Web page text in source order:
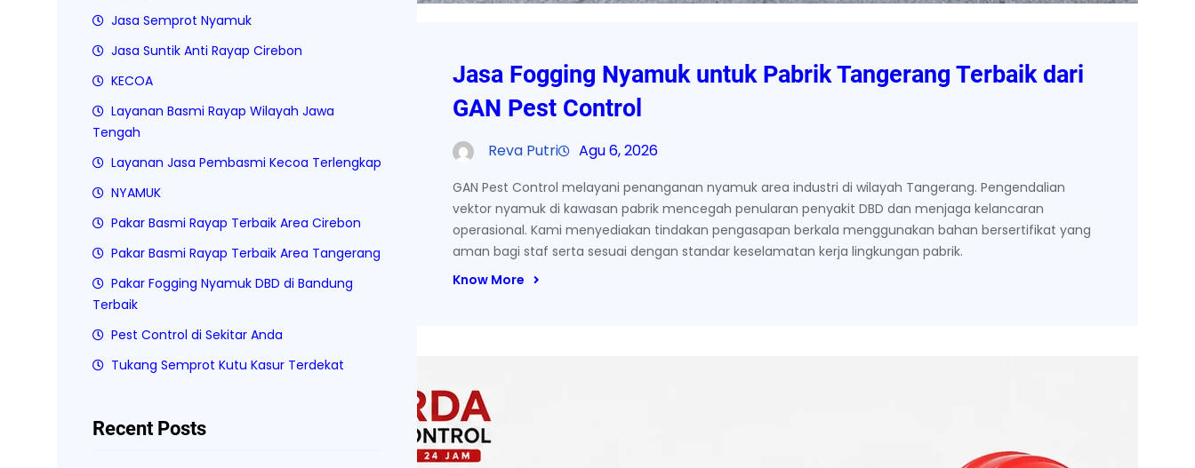
Jasa Semprot Nyamuk
Jasa Suntik Anti Rayap Cirebon
KECOA
Layanan Basmi Rayap Wilayah Jawa
Tengah
Layanan Jasa Pembasmi Kecoa Terlengkap
NYAMUK
Pakar Basmi Rayap Terbaik Area Cirebon
Pakar Basmi Rayap Terbaik Area Tangerang
Pakar Fogging Nyamuk DBD di Bandung
Terbaik
Pest Control di Sekitar Anda
Tukang Semprot Kutu Kasur Terdekat
Recent Posts
Jasa Fogging Nyamuk untuk Pabrik Tangerang Terbaik dari
GAN Pest Control
Reva Putri Agu 6, 2026
GAN Pest Control melayani penanganan nyamuk area industri di wilayah Tangerang. Pengendalian
vektor nyamuk di kawasan pabrik mencegah penularan penyakit DBD dan menjaga kelancaran
operasional. Kami menyediakan tindakan pengasapan berkala menggunakan bahan bersertifikat yang
aman bagi staf serta sesuai dengan standar keselamatan kerja lingkungan pabrik.
Know More